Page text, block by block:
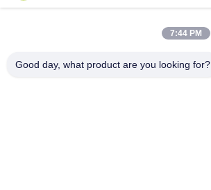
7:44 PM
Good day, what product are you looking for?